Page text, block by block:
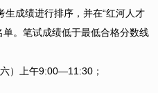
成绩进行排序，并在“红河人才
。笔试成绩低于最低合格分数线
）上午9:00—11:30；